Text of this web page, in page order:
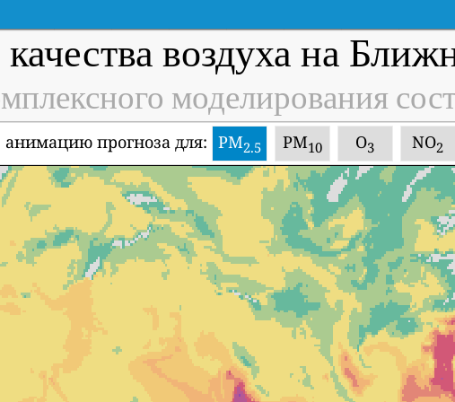
воздуха на
моделирования
анимацию прогноза для: PM2.5 PM10 O3 NO2